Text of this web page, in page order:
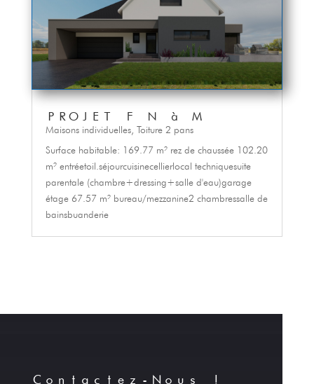
PROJET F N à M
Maisons individuelles, Toiture 2 pans
Surface habitable: 169.77 m² rez de chaussée 102.20
m² entréetoil.séjourcuisinecellierlocal techniquesuite
parentale (chambre+dressing+salle d'eau)garage
étage 67.57 m² bureau/mezzanine2 chambressalle de
bainsbuanderie
Contactez-Nous !